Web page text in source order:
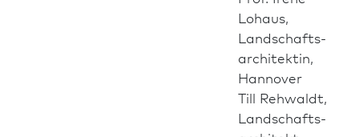
Lohaus,
Landschafts­
architektin,
Hannover
Till Rehwaldt,
Landschafts­